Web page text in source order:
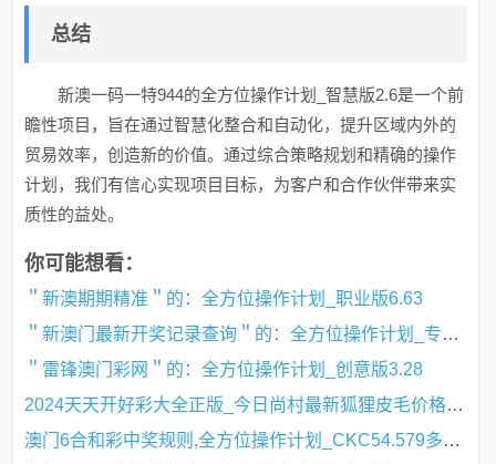
总结
新澳一码一特944的全方位操作计划_智慧版2.6是一个前
瞻性项目，旨在通过智慧化整合和自动化，提升区域内外的
贸易效率，创造新的价值。通过综合策略规划和精确的操作
计划，我们有信心实现项目目标，为客户和合作伙伴带来实
质性的益处。
你可能想看：
＂新澳期期精准＂的：全方位操作计划_职业版6.63
＂新澳门最新开奖记录查询＂的：全方位操作计划_专业版2.75
＂雷锋澳门彩网＂的：全方位操作计划_创意版3.28
2024天天开好彩大全正版_今日尚村最新狐狸皮毛价格行情,全方位操作计划_理想版7.94.19
澳门6合和彩中奖规则,全方位操作计划_CKC54.579多维版